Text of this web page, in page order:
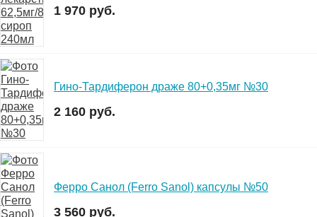
1 970 руб.
Гино-Тардиферон драже 80+0,35мг №30
2 160 руб.
Ферро Санол (Ferro Sanol) капсулы №50
3 560 руб.